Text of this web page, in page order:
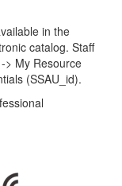
in the
catalog. Staff
> My Resource
(SSAU_id).